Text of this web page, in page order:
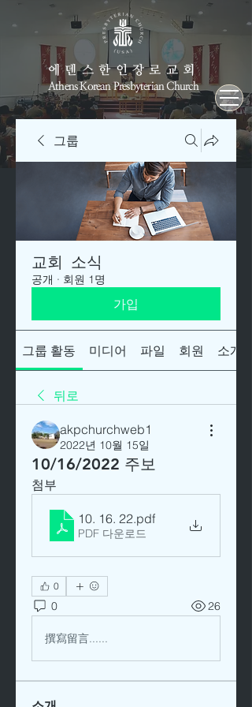
에덴스한인장로교회
Athens Korean Presbyterian Church
그룹
교회 소식
공개 · 회원 1명
가입
그룹 활동 미디어 파일 회원 소개
뒤로
akpchurchweb1
2022년 10월 15일
10/16/2022 주보
첨부
10. 16. 22.pdf
PDF 다운로드
0
0 26
撰寫留言......